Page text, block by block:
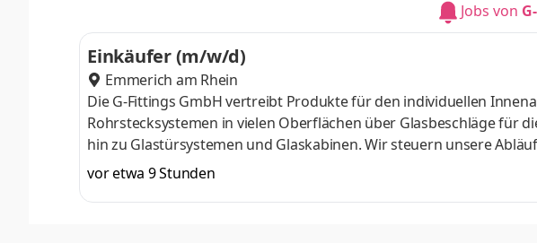
Jobs von
Einkäufer (m/w/d)
Emmerich am Rhein
Die G-Fittings GmbH vertreibt Produkte für den individuellen
Rohrstecksystemen in vielen Oberflächen über Glasbeschläge für
hin zu Glastürsystemen und Glaskabinen. Wir steuern unsere
und beliefern unsere Kunden in ganz Europa.Zur Verstärkung
abgeschlossene kaufmännische Ausbildung oder eine
vor etwa 9 Stunden